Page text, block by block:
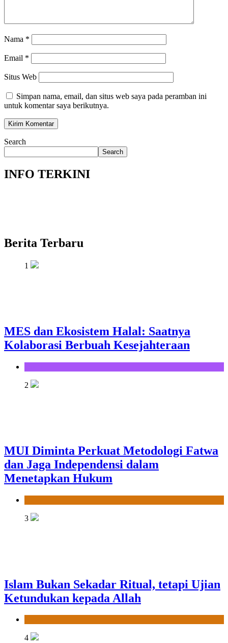
Nama *
Email *
Situs Web
Simpan nama, email, dan situs web saya pada peramban ini
untuk komentar saya berikutnya.
Search
Search
INFO TERKINI
Berita Terbaru
1
MES dan Ekosistem Halal: Saatnya
Kolaborasi Berbuah Kesejahteraan
2
MUI Diminta Perkuat Metodologi Fatwa
dan Jaga Independensi dalam
Menetapkan Hukum
3
Islam Bukan Sekadar Ritual, tetapi Ujian
Ketundukan kepada Allah
4